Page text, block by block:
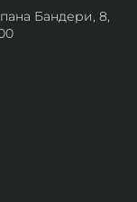
Бандери, 8,